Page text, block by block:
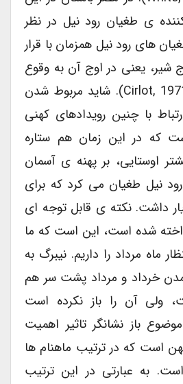
ی طغیان رود نیل در نظر
های رود نیل همزمان با قرار
شیر، یعنی در اوج آن به وقوع
می پیوست (Cirlot, 1971: 189). شاید مربوط شدن
با چنین رویدادهای کهنی
که در این زمان هم ستاره
اوستایی، بر پهنه ی آسمان
نیل طغیان می کرد که برای
داشت. نکته ی قابل توجه ای
شده است، این است که ما
ماه مرداد را داریم. نیبرگ به
خرداد و مرداد پشت سر هم
ولی آن را باز نکرده است
موضوع باز نشانگر تاثیر اهمیت
است که در ترتیب ماهنام ها
به عبارتی در این ترتیب